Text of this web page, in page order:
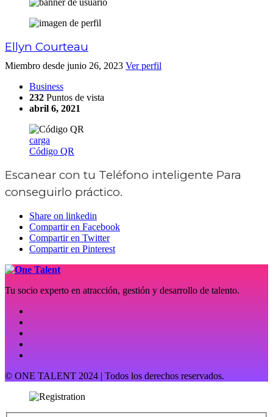
Ellyn Courteau
Miembro desde junio 26, 2023 Ver perfil
Business
232 Puntos de vista
abril 6, 2021
carga
Código QR
Escanear con tu Teléfono inteligente Para
conseguirlo práctico.
Share on linkedin
Compartir en Facebook
Compartir en Twitter
Compartir en Pinterest
Tu socio experto en atracción, gestión y desarrollo de talento.
© ONE TALENT 2024 | Todos los derechos reservados.